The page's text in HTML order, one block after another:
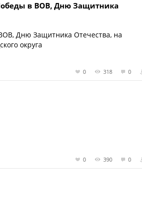
в ВОВ, Дню Защитника
Дню Защитника Отечества, на
округа
0 318 0
0 390 0